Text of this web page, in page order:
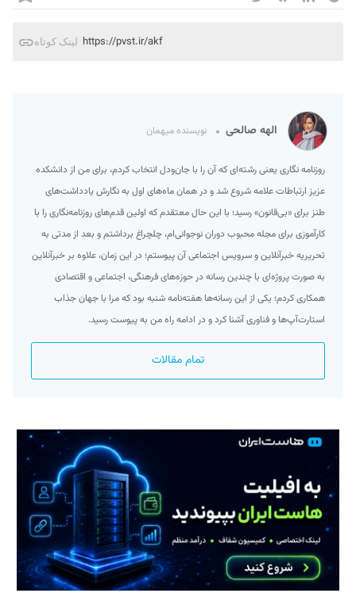
لینک کوتاه https://pvst.ir/akf
الهه صالحی نویسنده میهمان
روزنامه نگاری یعنی رشته‌ای که آن را با جان‌ودل انتخاب کردم، برای من از دانشکده
عزیز ارتباطات علامه شروع شد و در همان ماه‌های اول به نگارش یادداشت‌های
طنز برای «بی‌قانون» رسید؛ با این حال معتقدم که اولین قدم‌های روزنامه‌نگاری را با
کارآموزی برای مجله محبوب دوران نوجوانی‌ام، چلچراغ برداشتم و بعد از مدتی به
تحریریه خبرآنلاین و سرویس اجتماعی آن پیوستم؛ در این زمان، علاوه بر خبرآنلاین
به صورت پروژه‌ای با چندین رسانه در حوزه‌های فرهنگی، اجتماعی و اقتصادی
همکاری کردم؛ یکی از این رسانه‌ها هفته‌نامه شنبه بود که مرا با جهان جذاب
استارت‌آپ‌ها و فناوری آشنا کرد و در ادامه راه من به پیوست رسید.
تمام مقالات